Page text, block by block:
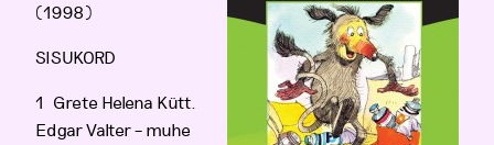
(1998)
SISUKORD
1 Grete Helena Kütt.
Edgar Valter – muhe